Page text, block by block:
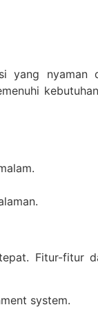
yang nyaman
Fitur-fitur
system.